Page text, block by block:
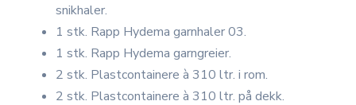
snikhaler.
1 stk. Rapp Hydema garnhaler 03.
1 stk. Rapp Hydema garngreier.
2 stk. Plastcontainere à 310 ltr. i rom.
2 stk. Plastcontainere à 310 ltr. på dekk.